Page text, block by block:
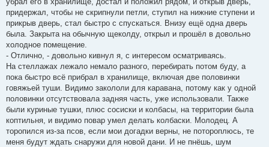
придержал, чтобы не скрипнули петли, ступил на нижние ступени и
прикрыв дверь, стал быстро с спускаться. Внизу ещё одна дверь
была. Закрыта на обычную щеколду, открыл и прошёл в довольно
холодное помещение.
- Отлично, - довольно кивнул я, с интересом осматриваясь.
На стеллажах лежало немало разного, перебирать потом буду, а
пока быстро всё прибрал в хранилище, включая две половинки
говяжьей туши. Видимо закололи для каравана, потому как у одной
половинки отсутствовала задняя часть, уже использовали. Также
были куриные тушки, плюс сосиски и колбасы, на территории была
коптильня, и видимо повар умел делать колбаски. Молодец. А
торопился из-за псов, если мои догадки верны, не потороплюсь, те
меня будут ждать снаружи для новой дани. И не пнёшь, шум